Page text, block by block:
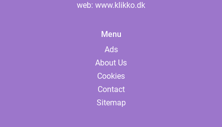
web: www.klikko.dk
Menu
Ads
About Us
Cookies
Contact
Sitemap